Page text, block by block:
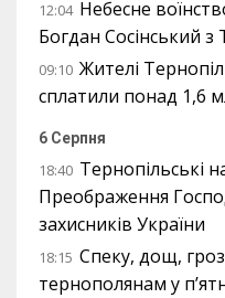
12:04 Небесне
Богдан Сосінський
09:10 Жителі
сплатили понад 1,6
6 Серпня
18:40 Тернопільські
Преображення
захисників України
18:15 Спеку, дощ,
тернополянам у